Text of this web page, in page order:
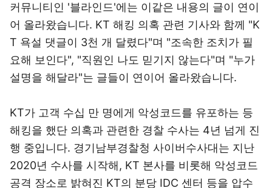
커뮤니티인 '블라인드'에는 이같은 내용의 글이 연이
어 올라왔습니다. KT 해킹 의혹 관련 기사와 함께 "K
T 욕설 댓글이 3천 개 달렸다"며 "조속한 조치가 필
요해 보인다", "직원인 나도 믿기지 않는다"며 "누가
설명을 해달라"는 글들이 연이어 올라왔습니다.
KT가 고객 수십 만 명에게 악성코드를 유포하는 등
해킹을 했단 의혹과 관련한 경찰 수사는 4년 넘게 진
행 중입니다. 경기남부경찰청 사이버수사대는 지난
2020년 수사를 시작해, KT 본사를 비롯해 악성코드
공격 장소로 밝혀진 KT의 분당 IDC 센터 등을 압수